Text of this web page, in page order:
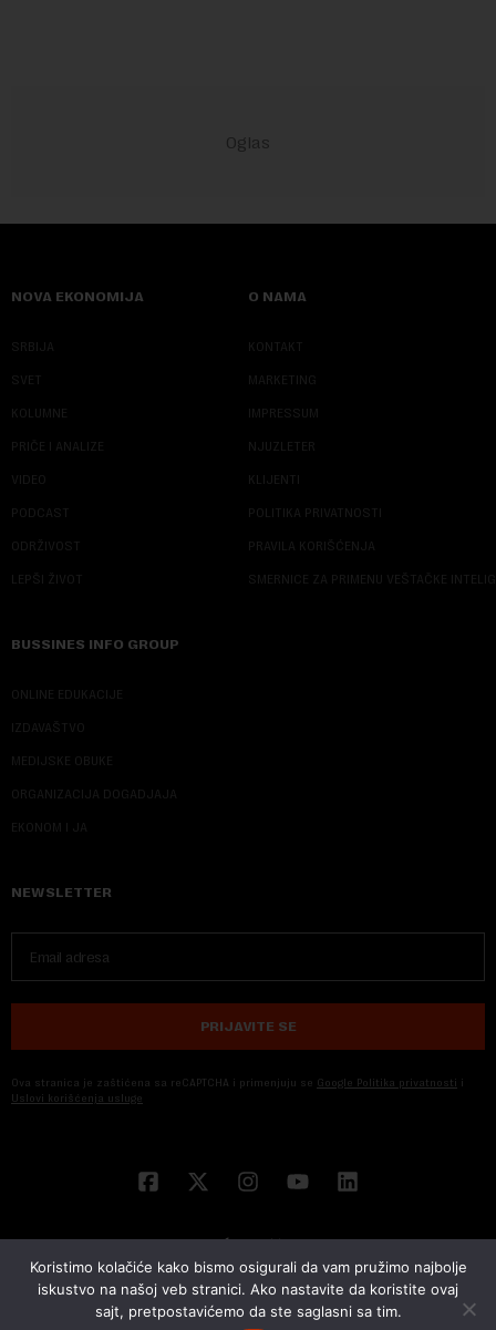
NOVA EKONOMIJA
SRBIJA
SVET
KOLUMNE
PRIČE I ANALIZE
VIDEO
PODCAST
ODRŽIVOST
LEPŠI ŽIVOT
O NAMA
KONTAKT
MARKETING
IMPRESSUM
NJUZLETER
KLIJENTI
POLITIKA PRIVATNOSTI
PRAVILA KORIŠĆENJA
SMERNICE ZA PRIMENU VEŠTAČKE
BUSSINES INFO GROUP
ONLINE EDUKACIJE
IZDAVAŠTVO
MEDIJSKE OBUKE
ORGANIZACIJA DOGADJAJA
EKONOM I JA
NEWSLETTER
PRIJAVITE SE
Ova stranica je zaštićena sa reCAPTCHA i primenjuju se Google Politika privatnosti i
Uslovi korišćenja usluge
Koristimo kolačiće kako bismo osigurali da vam pružimo najbolje
iskustvo na našoj veb stranici. Ako nastavite da koristite ovaj
sajt, pretpostavićemo da ste saglasni sa tim.